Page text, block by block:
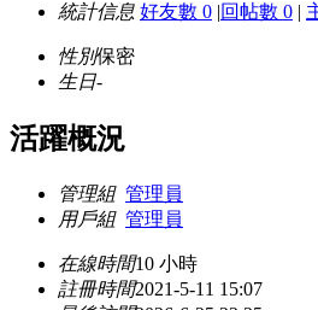
統計信息 好友數 0 |回帖數 0 |
性別保密
生日-
活躍概況
管理組 管理員
用戶組 管理員
在線時間10 小時
註冊時間2021-5-11 15:07